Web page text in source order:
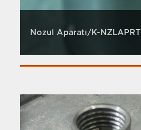
Nozul Aparatı/K-NZLAPRT